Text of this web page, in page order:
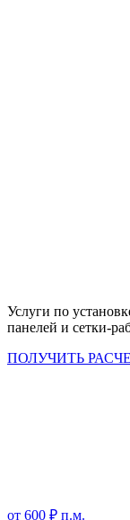
Услуги по
панелей и сетки-
ПОЛУЧИТЬ
от 600 ₽ п.м.